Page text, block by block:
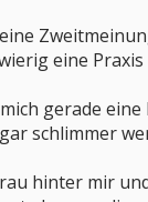
eine
gerade
schlimmer
hinter mir